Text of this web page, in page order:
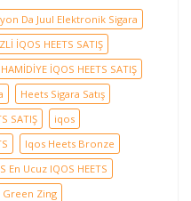
Da Juul Elektronik Sigara
İQOS HEETS SATIŞ
HAMİDİYE İQOS HEETS SATIŞ
Heets Sigara Satış
SATIŞ
iqos
Iqos Heets Bronze
En Ucuz IQOS HEETS
Green Zing